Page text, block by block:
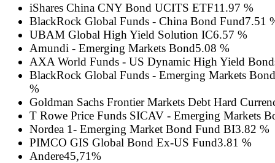
iShares China CNY Bond UCITS ETF11.97 %
BlackRock Global Funds - China Bond Fund7.51
UBAM Global High Yield Solution IC6.57 %
Amundi - Emerging Markets Bond5.08 %
AXA World Funds - US Dynamic High Yield
BlackRock Global Funds - Emerging Markets
%
Goldman Sachs Frontier Markets Debt Hard
T Rowe Price Funds SICAV - Emerging Markets
Nordea 1- Emerging Market Bond Fund BI3.82 %
PIMCO GIS Global Bond Ex-US Fund3.81 %
Andere45,71%